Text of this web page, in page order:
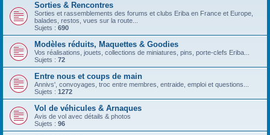
Sorties & Rencontres
Sorties et rassemblements des forums et clubs Eriba en France et Europe,
balades, restos, vues sur la route...
Sujets : 690
Modèles réduits, Maquettes & Goodies
Vos réalisations, jouets, collections de miniatures, pins, porte-clefs Eriba...
Sujets : 72
Entre nous et coups de main
Annivs', convoyages, troc entre membres, entraide, emploi et questions...
Sujets : 1272
Vol de véhicules & Arnaques
Avis de vol avec détails & photos
Sujets : 96